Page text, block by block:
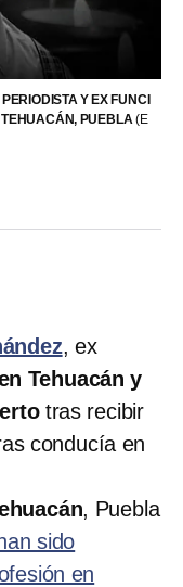
Y EX FUNCI
TEHUACÁN, PUEBLA(E
, ex
Tehuacán y
tras recibir
conducía en
, Puebla
sido
en